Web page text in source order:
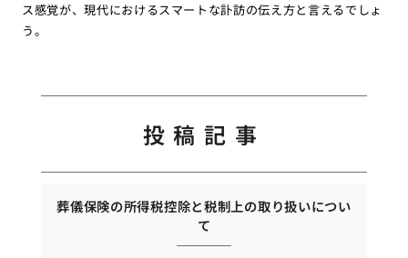
ス感覚が、現代におけるスマートな訃訪の伝え方と言えるでしょ
う。
投稿記事
葬儀保険の所得税控除と税制上の取り扱いについ
て